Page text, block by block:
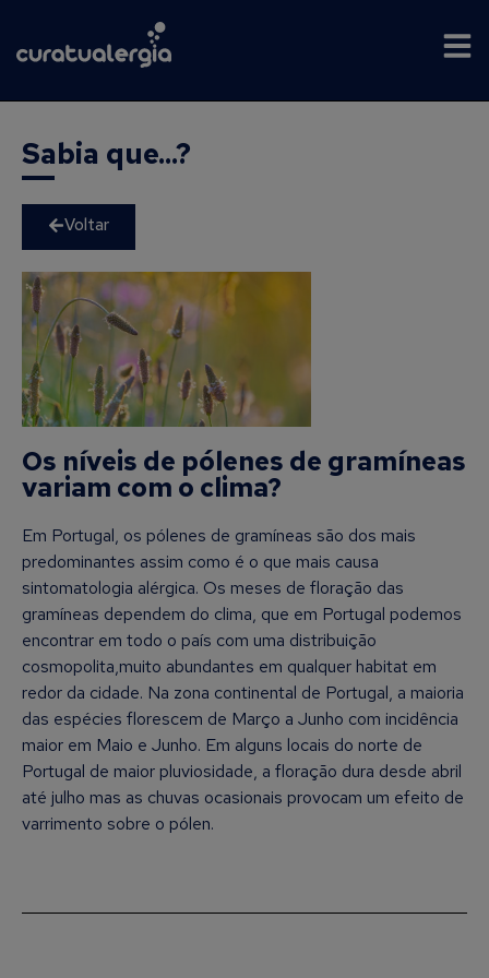
Sabia que...?
Voltar
Os níveis de pólenes de gramíneas
variam com o clima?
Em Portugal, os pólenes de gramíneas são dos mais
predominantes assim como é o que mais causa
sintomatologia alérgica. Os meses de floração das
gramíneas dependem do clima, que em Portugal podemos
encontrar em todo o país com uma distribuição
cosmopolita,muito abundantes em qualquer habitat em
redor da cidade. Na zona continental de Portugal, a maioria
das espécies florescem de Março a Junho com incidência
maior em Maio e Junho. Em alguns locais do norte de
Portugal de maior pluviosidade, a floração dura desde abril
até julho mas as chuvas ocasionais provocam um efeito de
varrimento sobre o pólen.